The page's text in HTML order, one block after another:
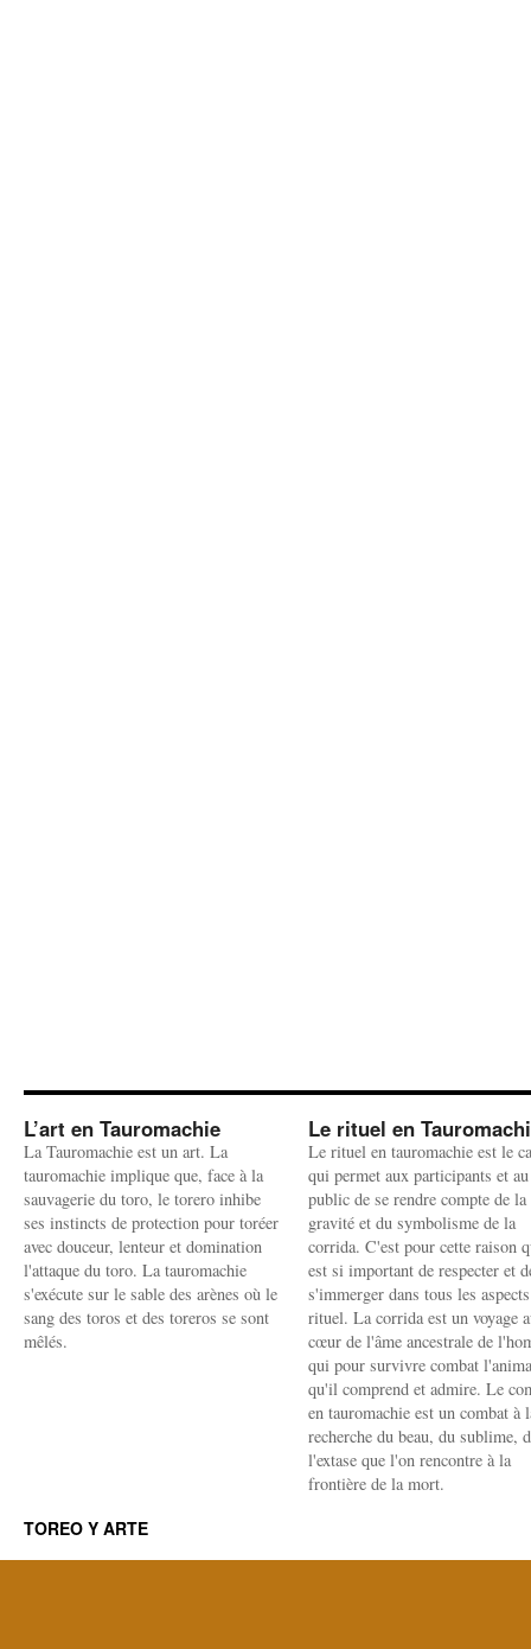
L’art en Tauromachie
La Tauromachie est un art. La
tauromachie implique que, face à la
sauvagerie du toro, le torero inhibe
ses instincts de protection pour toréer
avec douceur, lenteur et domination
l'attaque du toro. La tauromachie
s'exécute sur le sable des arènes où le
sang des toros et des toreros se sont
mêlés.
Le rituel en
Le rituel en tauromachie est le
qui permet aux participants et au
public de se rendre compte de la
gravité et du symbolisme de la
corrida. C'est pour cette raison
est si important de respecter et
s'immerger dans tous les
rituel. La corrida est un voyage
cœur de l'âme ancestrale de
qui pour survivre combat
qu'il comprend et admire. Le
en tauromachie est un combat à
recherche du beau, du sublime,
l'extase que l'on rencontre à la
frontière de la mort.
TOREO Y ARTE